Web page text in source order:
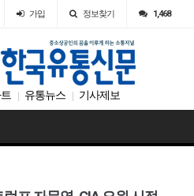
가입 정보찾기 1,468
유통뉴스 기사제보